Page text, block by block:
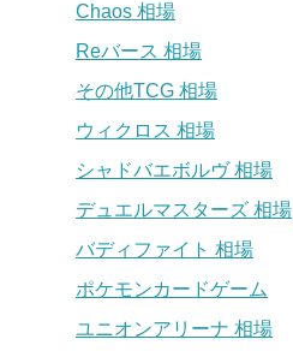
Chaos 相場
Reバース 相場
その他TCG 相場
ウィクロス 相場
シャドバエボルヴ 相場
デュエルマスターズ 相場
バディファイト 相場
ポケモンカードゲーム
ユニオンアリーナ 相場